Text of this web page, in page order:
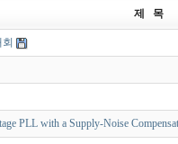
제 목
PLL with a Supply-Noise